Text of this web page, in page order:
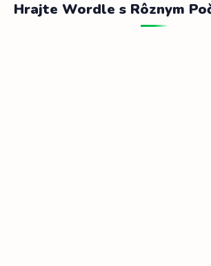
Hrajte Wordle s Rôznym